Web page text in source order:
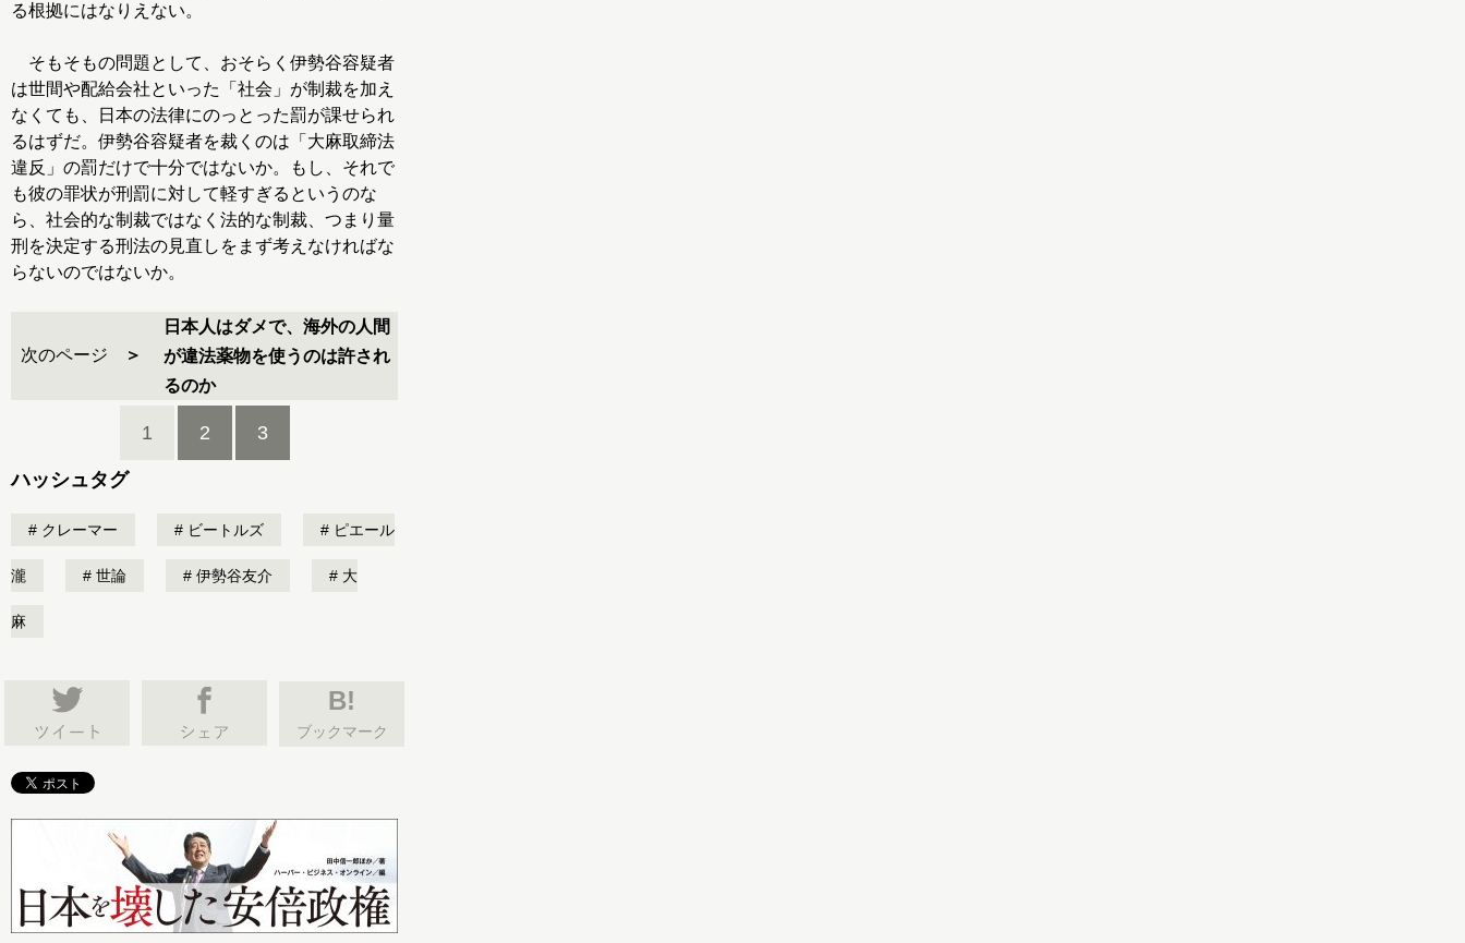
る根拠にはなりえない。
そもそもの問題として、おそらく伊勢谷容疑者
は世間や配給会社といった「社会」が制裁を加え
なくても、日本の法律にのっとった罰が課せられ
るはずだ。伊勢谷容疑者を裁くのは「大麻取締法
違反」の罰だけで十分ではないか。もし、それで
も彼の罪状が刑罰に対して軽すぎるというのな
ら、社会的な制裁ではなく法的な制裁、つまり量
刑を決定する刑法の見直しをまず考えなければな
らないのではないか。
次のページ
日本人はダメで、海外の人間
が違法薬物を使うのは許され
るのか
1 2 3
ハッシュタグ
クレーマー ビートルズ ピエール
瀧 世論 伊勢谷友介 大
麻
B!
ブックマーク